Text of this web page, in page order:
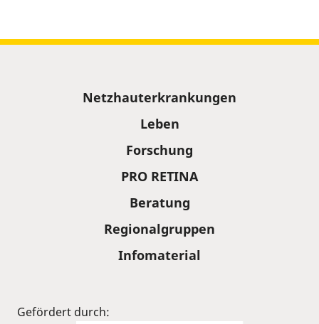
Netzhauterkrankungen
Leben
Forschung
PRO RETINA
Beratung
Regionalgruppen
Infomaterial
Gefördert durch: